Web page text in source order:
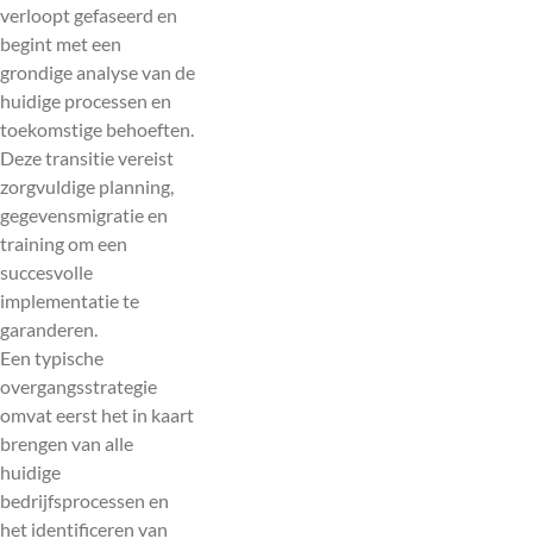
verloopt gefaseerd en
begint met een
grondige analyse van de
huidige processen en
toekomstige behoeften.
Deze transitie vereist
zorgvuldige planning,
gegevensmigratie en
training om een
succesvolle
implementatie te
garanderen.
Een typische
overgangsstrategie
omvat eerst het in kaart
brengen van alle
huidige
bedrijfsprocessen en
het identificeren van